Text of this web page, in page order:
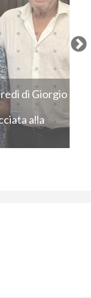
di Giorgio
alla
Next